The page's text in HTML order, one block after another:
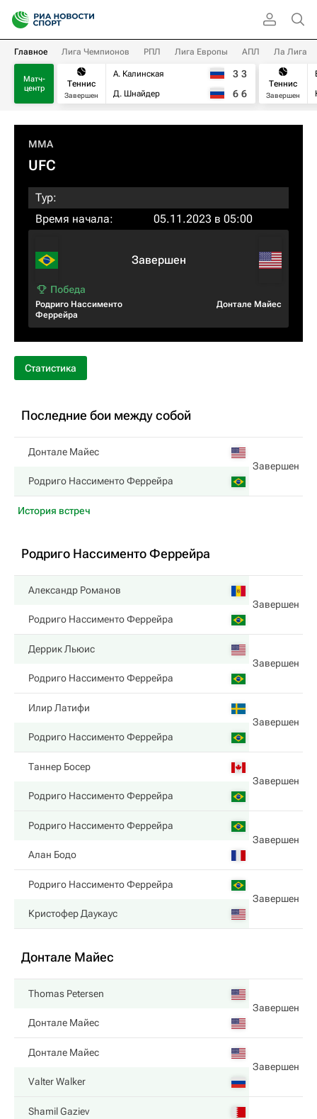
Главное Лига Чемпионов РПЛ Лига Европы АПЛ Ла Лига
Матч-
центр
Теннис
Завершен
А. Калинская
Д. Шнайдер
3 3
6 6
Теннис
Завершен
MMA
UFC
Тур:
Время начала:
05.11.2023 в 05:00
Родриго Нассименто
Феррейра
Завершен
Донтале Майес
Статистика
Последние бои между собой
Донтале Майес
Завершен
Родриго Нассименто Феррейра
История встреч
Родриго Нассименто Феррейра
Александр Романов
Завершен
Родриго Нассименто Феррейра
Деррик Льюис
Завершен
Родриго Нассименто Феррейра
Илир Латифи
Завершен
Родриго Нассименто Феррейра
Таннер Босер
Завершен
Родриго Нассименто Феррейра
Родриго Нассименто Феррейра
Завершен
Алан Бодо
Родриго Нассименто Феррейра
Завершен
Кристофер Даукаус
Донтале Майес
Thomas Petersen
Завершен
Донтале Майес
Донтале Майес
Завершен
Valter Walker
Shamil Gaziev